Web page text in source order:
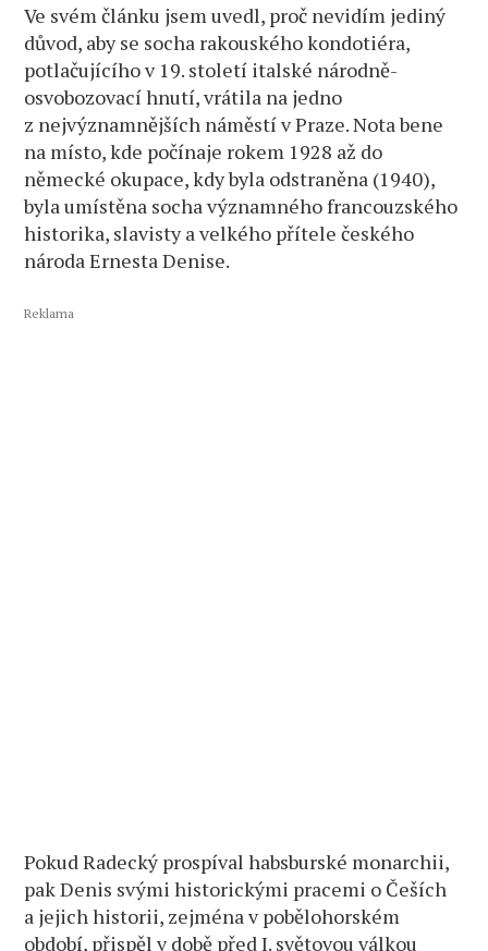
Ve svém článku jsem uvedl, proč nevidím jediný
důvod, aby se socha rakouského kondotiéra,
potlačujícího v 19. století italské národně-
osvobozovací hnutí, vrátila na jedno
z nejvýznamnějších náměstí v Praze. Nota bene
na místo, kde počínaje rokem 1928 až do
německé okupace, kdy byla odstraněna (1940),
byla umístěna socha významného francouzského
historika, slavisty a velkého přítele českého
národa Ernesta Denise.
Reklama
Pokud Radecký prospíval habsburské monarchii,
pak Denis svými historickými pracemi o Češích
a jejich historii, zejména v pobělohorském
období, přispěl v době před I. světovou válkou